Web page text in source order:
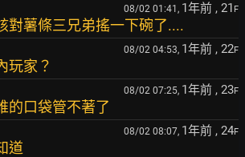
08/02 01:41, 1年前 , 21 F
對薯條三兄弟搖一下碗了....
08/02 04:53, 1年前 , 22F
玩家？
08/02 07:25, 1年前 , 23F
的口袋管不著了
08/02 08:07, 1年前 , 24F
道